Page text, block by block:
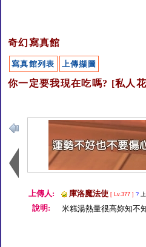
奇幻寫真館
寫真館列表 上傳擷圖
你一定要我現在吃嗎? [私人
上傳人: 庫洛魔法使 [ Lv.377 ] ?
說明: 米糕湯熱量很高妳知不